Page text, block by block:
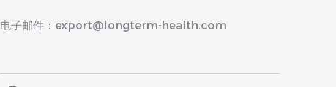
电子邮件：export@longterm-health.com